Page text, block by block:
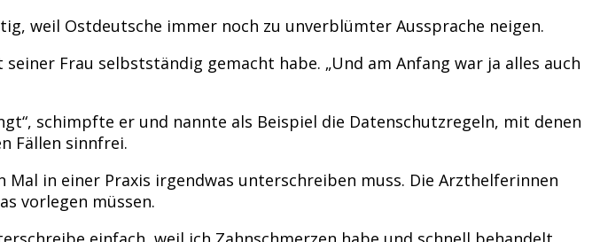
weil Ostdeutsche immer noch zu unverblümter Aussprache neigen.
Frau selbstständig gemacht habe. „Und am Anfang war ja alles auch
schimpfte er und nannte als Beispiel die Datenschutzregeln, mit denen
Fällen sinnfrei.
in einer Praxis irgendwas unterschreiben muss. Die Arzthelferinnen
vorlegen müssen.